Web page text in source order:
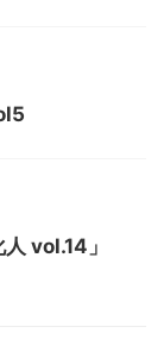
vol.14」